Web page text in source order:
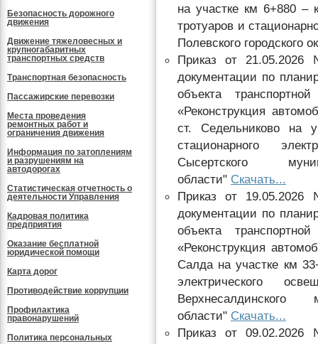
Безопасность дорожного
движения
Движение тяжеловесных и
крупногабаритных
транспортных средств
Транспортная безопасность
Пассажирские перевозки
Места проведения
ремонтных работ и
ограничения движения
Информация по затоплениям
и разрушениям на
автодорогах
Статистическая отчетность о
деятельности Управления
Кадровая политика
предприятия
Оказание бесплатной
юридической помощи
Карта дорог
Противодействие коррупции
Профилактика
правонарушений
Политика персональных
на участке км 6+880 –
тротуаров и
Полевского городского
Приказ от
документации по
объекта
«Реконструкция
ст. Седельниково на
стационарного
Сысертского
области" Скачать...
Приказ от
документации по
объекта
«Реконструкция
Салда на участке км
электрического
Верхнесалдинского
области" Скачать...
Приказ от